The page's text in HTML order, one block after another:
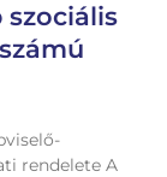
rendelete A